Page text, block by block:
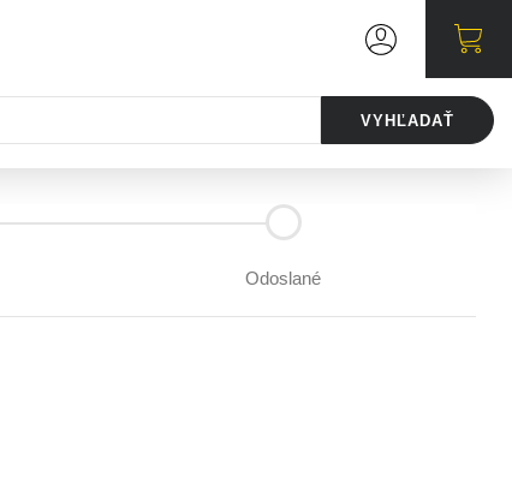
VYHĽADAŤ
Odoslané